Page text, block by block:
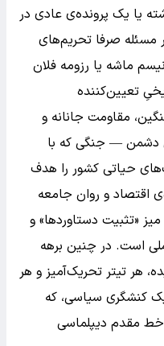
یا یک پرونده‌ی عادی در
مسئله صرفا تحریم‌های
ماشه یا رزومه فلان
تعیین‌کننده
مقاومت جانانه و
دشمن — جنگی که با
حیاتی کشور را هدف
اقتصاد و روان جامعه
«تثبیت دستاوردها» و
ملی است. در چنین برهه
هر تیتر تحریک‌آمیز و هر
کنشگری سیاسی، که
مقدم دیپلماسی